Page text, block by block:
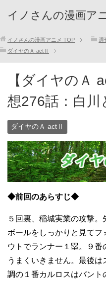
イノさんの漫画ア
イノさんの漫画アニメ TOP
週
ダイヤのＡ actⅡ
【ダイヤのＡ
想276話：白川
ダイヤのＡ actⅡ
◆前回のあらすじ◆
５回裏、稲城実業の攻撃
ボールをしっかりと見て
ウトでランナー１塁。９
うまくいきません。最後
調の１番カルロスはバント